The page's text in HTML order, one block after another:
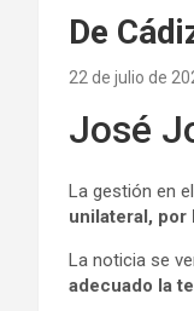
De
22 de julio de
José
La gestión en
unilateral, por
La noticia se
adecuado la